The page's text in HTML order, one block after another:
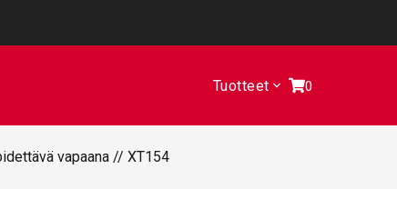
Tuotteet 0
vapaana // XT154